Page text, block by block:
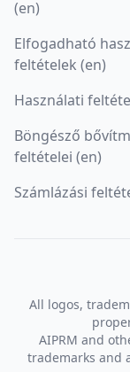
(en)
Elfogadható
feltételek (en)
Használati
Böngésző
feltételei (en)
Számlázási
All logos,
AIPRM and
trademarks and